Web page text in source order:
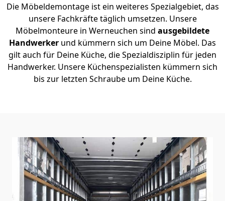
Die Möbeldemontage ist ein weiteres Spezialgebiet, das
unsere Fachkräfte täglich umsetzen. Unsere
Möbelmonteure in Werneuchen sind ausgebildete
Handwerker und kümmern sich um Deine Möbel. Das
gilt auch für Deine Küche, die Spezialdisziplin für jeden
Handwerker. Unsere Küchenspezialisten kümmern sich
bis zur letzten Schraube um Deine Küche.